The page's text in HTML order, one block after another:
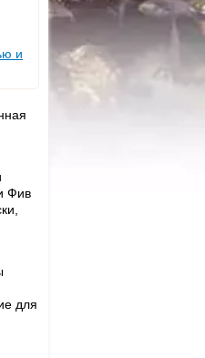
и
Фив
для